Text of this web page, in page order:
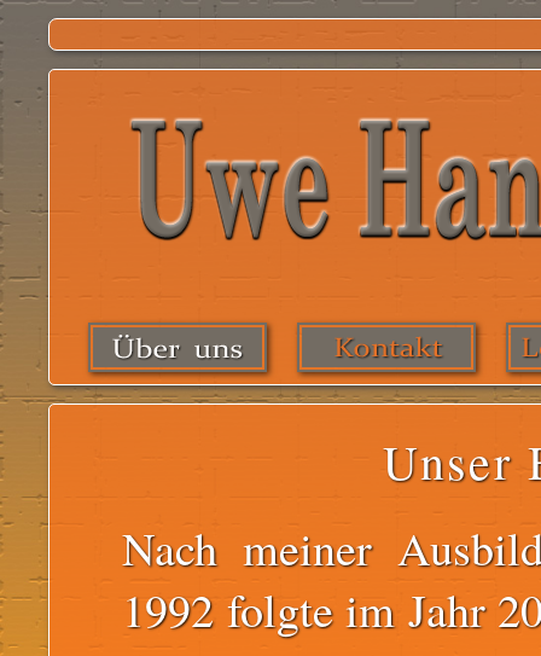
Unser
Nach meiner
1992 folgte im Jahr